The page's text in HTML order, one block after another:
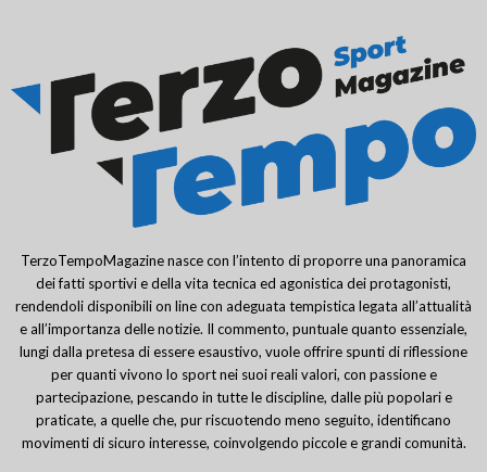
TerzoTempoMagazine nasce con l’intento di proporre una panoramica
dei fatti sportivi e della vita tecnica ed agonistica dei protagonisti,
rendendoli disponibili on line con adeguata tempistica legata all’attualità
e all’importanza delle notizie. Il commento, puntuale quanto essenziale,
lungi dalla pretesa di essere esaustivo, vuole offrire spunti di riflessione
per quanti vivono lo sport nei suoi reali valori, con passione e
partecipazione, pescando in tutte le discipline, dalle più popolari e
praticate, a quelle che, pur riscuotendo meno seguito, identificano
movimenti di sicuro interesse, coinvolgendo piccole e grandi comunità.